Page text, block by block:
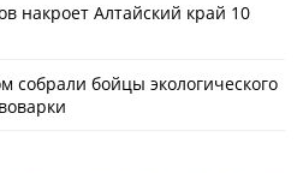
накроет Алтайский край 10
собрали бойцы экологического